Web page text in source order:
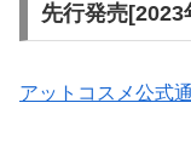
先行発売[2023
アットコスメ公式